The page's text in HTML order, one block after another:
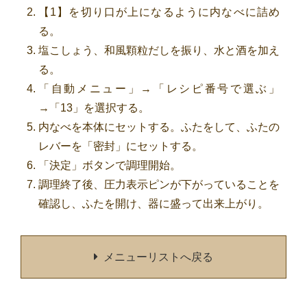
【1】を切り口が上になるように内なべに詰め
る。
塩こしょう、和風顆粒だしを振り、水と酒を加え
る。
「自動メニュー」→「レシピ番号で選ぶ」
→「13」を選択する。
内なべを本体にセットする。ふたをして、ふたの
レバーを「密封」にセットする。
「決定」ボタンで調理開始。
調理終了後、圧力表示ピンが下がっていることを
確認し、ふたを開け、器に盛って出来上がり。
メニューリストへ戻る